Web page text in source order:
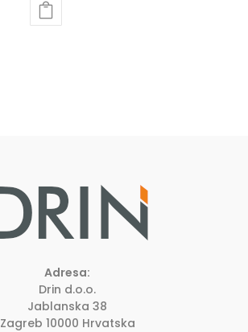
Adresa:
Drin d.o.o.
Jablanska 38
Zagreb 10000 Hrvatska